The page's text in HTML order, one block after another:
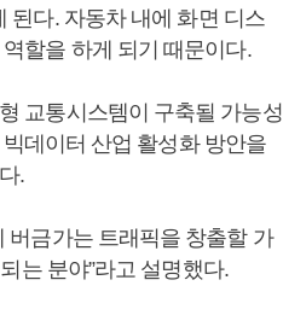
된다. 자동차 내에 화면 디스
할을 하게 되기 때문이다.
교통시스템이 구축될 가능성
데이터 산업 활성화 방안을
.
버금가는 트래픽을 창출할 가
는 분야”라고 설명했다.